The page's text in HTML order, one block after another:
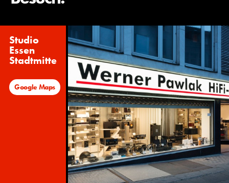
Studio
Essen
Stadtmitte
Google Maps